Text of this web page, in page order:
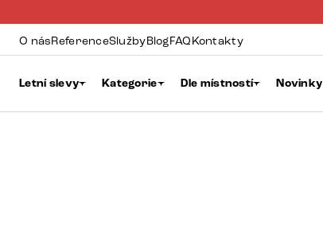
O násReferenceSlužbyBlogFAQKontakty
Letní slevy Kategorie Dle místností Novinky